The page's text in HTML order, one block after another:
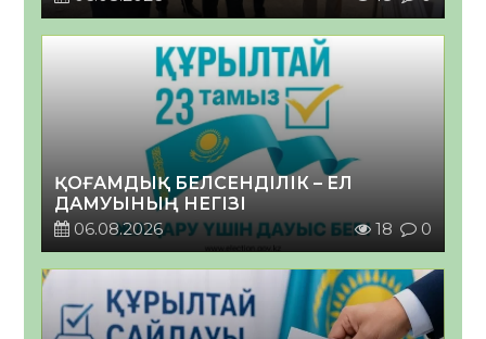
ҚОҒАМДЫҚ БЕЛСЕНДІЛІК – ЕЛ
ДАМУЫНЫҢ НЕГІЗІ
06.08.2026
18 0